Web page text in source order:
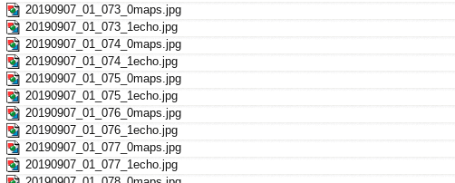
20190907_01_073_0maps.jpg
20190907_01_073_1echo.jpg
20190907_01_074_0maps.jpg
20190907_01_074_1echo.jpg
20190907_01_075_0maps.jpg
20190907_01_075_1echo.jpg
20190907_01_076_0maps.jpg
20190907_01_076_1echo.jpg
20190907_01_077_0maps.jpg
20190907_01_077_1echo.jpg